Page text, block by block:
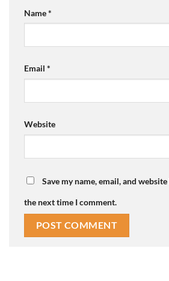
Name*
Email *
Website
Save my name, email, and
the next time I comment.